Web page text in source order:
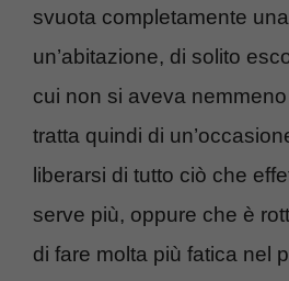
svuota completamente
un’abitazione, di solito
cui non si aveva
tratta quindi di
liberarsi di tutto ciò che
serve più, oppure che è
di fare molta più fatica nel